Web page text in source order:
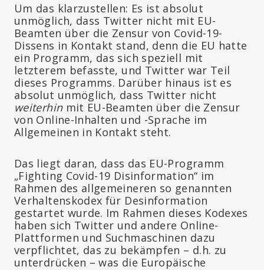
Um das klarzustellen: Es ist absolut
unmöglich, dass Twitter nicht mit EU-
Beamten über die Zensur von Covid-19-
Dissens in Kontakt stand, denn die EU hatte
ein Programm, das sich speziell mit
letzterem befasste, und Twitter war Teil
dieses Programms. Darüber hinaus ist es
absolut unmöglich, dass Twitter nicht
weiterhinmit EU-Beamten über die Zensur
von Online-Inhalten und -Sprache im
Allgemeinen in Kontakt steht.
Das liegt daran, dass das EU-Programm
„Fighting Covid-19 Disinformation“ im
Rahmen des allgemeineren so genannten
Verhaltenskodex für Desinformation
gestartet wurde. Im Rahmen dieses Kodexes
haben sich Twitter und andere Online-
Plattformen und Suchmaschinen dazu
verpflichtet, das zu bekämpfen – d.h. zu
unterdrücken – was die Europäische